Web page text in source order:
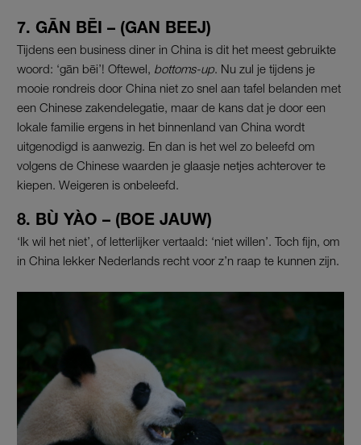
7. GĀN BĒI – (GAN BEEJ)
Tijdens een business diner in China is dit het meest gebruikte
woord: ‘gān bēi’! Oftewel, bottoms-up. Nu zul je tijdens je
mooie rondreis door China niet zo snel aan tafel belanden met
een Chinese zakendelegatie, maar de kans dat je door een
lokale familie ergens in het binnenland van China wordt
uitgenodigd is aanwezig. En dan is het wel zo beleefd om
volgens de Chinese waarden je glaasje netjes achterover te
kiepen. Weigeren is onbeleefd.
8. BÙ YÀO – (BOE JAUW)
‘Ik wil het niet’, of letterlijker vertaald: ‘niet willen’. Toch fijn, om
in China lekker Nederlands recht voor z’n raap te kunnen zijn.